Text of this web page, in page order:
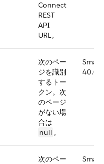
Connect
REST
API
URL。
次のペー
ジを識別
するトー
クン。次
のページ
がない場
合は
null 。
Small
40.0
次のペー
Small